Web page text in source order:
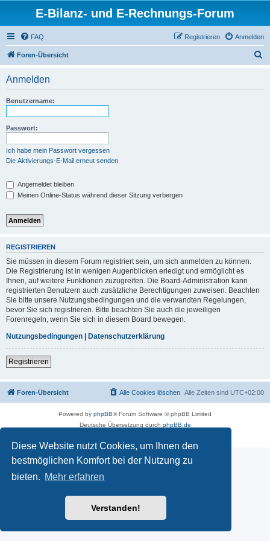
Diese Website nutzt Cookies, um Ihnen den
bestmöglichen Komfort bei der Nutzung zu
bieten. Mehr erfahren
Verstanden!
E-Bilanz- und E-Rechnungs-Forum
FAQ Anmelden
Registrieren
Foren-Übersicht
Anmelden
Benutzername:
Passwort:
Ich habe mein Passwort vergessen
Die Aktivierungs-E-Mail erneut senden
Angemeldet bleiben
Meinen Online-Status während dieser Sitzung verbergen
REGISTRIEREN
Sie müssen in diesem Forum registriert sein, um sich anmelden zu können.
Die Registrierung ist in wenigen Augenblicken erledigt und ermöglicht es
Ihnen, auf weitere Funktionen zuzugreifen. Die Board-Administration kann
registrierten Benutzern auch zusätzliche Berechtigungen zuweisen. Beachten
Sie bitte unsere Nutzungsbedingungen und die verwandten Regelungen,
bevor Sie sich registrieren. Bitte beachten Sie auch die jeweiligen
Forenregeln, wenn Sie sich in diesem Board bewegen.
Nutzungsbedingungen | Datenschutzerklärung
Registrieren
Foren-Übersicht Alle Zeiten sind UTC+02:00
Alle Cookies löschen
Powered by phpBB® Forum Software © phpBB Limited
Deutsche Übersetzung durch phpBB.de